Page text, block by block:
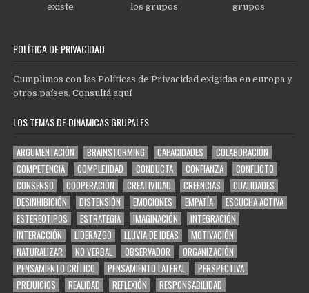
existe
los grupos
grupos
POLÍTICA DE PRIVACIDAD
Cumplimos con las Políticas de Privacidad exigidas en europa y
otros países.Consultá aquí
LOS TEMAS DE DINÁMICAS GRUPALES
ARGUMENTACIÓN BRAINSTORMING CAPACIDADES
COLABORACIÓN
COMPETENCIA
COMPLEJIDAD CONDUCTA CONFIANZA
CONFLICTO
CONSENSO
COOPERACIÓN CREATIVIDAD CREENCIAS
CUALIDADES
DESINHIBICIÓN
DISTENSIÓN EMOCIONES EMPATÍA
ESCUCHA ACTIVA
ESTEREOTIPOS
ESTRATEGIA IMAGINACIÓN
INTEGRACIÓN
INTERACCIÓN
LIDERAZGO LLUVIA DE IDEAS
MOTIVACIÓN
NATURALIZAR
NO VERBAL OBSERVADOR
ORGANIZACIÓN
PENSAMIENTO CRÍTICO
PENSAMIENTO LATERAL
PERSPECTIVA
PREJUICIOS
REALIDAD REFLEXIÓN
RESPONSABILIDAD